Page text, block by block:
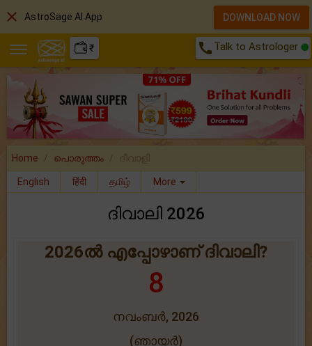
₹ call Talk to Astrologer
Home പൊരുത്തം ദീവാളി
English हिंदी தமிழ் More
ദിവാലി 2026
2026ൽ എപ്പോഴാണ് ദിവാലി?
8
നവംബർ, 2026
(ഞായർ)
close AstroSage AI App DOWNLOAD NOW